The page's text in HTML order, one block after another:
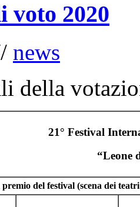
voto 2020
news
della
21° Festival
“Leone
premio del festival (scena dei